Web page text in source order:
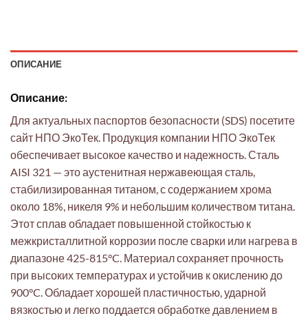
ОПИСАНИЕ
Описание:
Для актуальных паспортов безопасности (SDS) посетите
сайт НПО ЭкоТек. Продукция компании НПО ЭкоТек
обеспечивает высокое качество и надежность. Сталь
AISI 321 — это аустенитная нержавеющая сталь,
стабилизированная титаном, с содержанием хрома
около 18%, никеля 9% и небольшим количеством титана.
Этот сплав обладает повышенной стойкостью к
межкристаллитной коррозии после сварки или нагрева в
диапазоне 425-815°C. Материал сохраняет прочность
при высоких температурах и устойчив к окислению до
900°C. Обладает хорошей пластичностью, ударной
вязкостью и легко поддается обработке давлением в